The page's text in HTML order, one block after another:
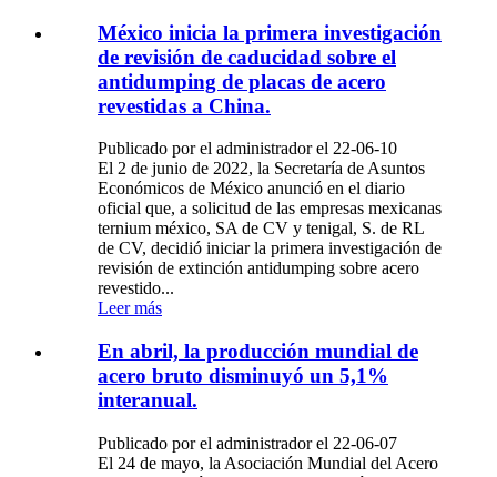
México inicia la primera investigación
de revisión de caducidad sobre el
antidumping de placas de acero
revestidas a China.
Publicado por el administrador el 22-06-10
El 2 de junio de 2022, la Secretaría de Asuntos
Económicos de México anunció en el diario
oficial que, a solicitud de las empresas mexicanas
ternium méxico, SA de CV y ​​tenigal, S. de RL
de CV, decidió iniciar la primera investigación de
revisión de extinción antidumping sobre acero
revestido...
Leer más
En abril, la producción mundial de
acero bruto disminuyó un 5,1%
interanual.
Publicado por el administrador el 22-06-07
El 24 de mayo, la Asociación Mundial del Acero